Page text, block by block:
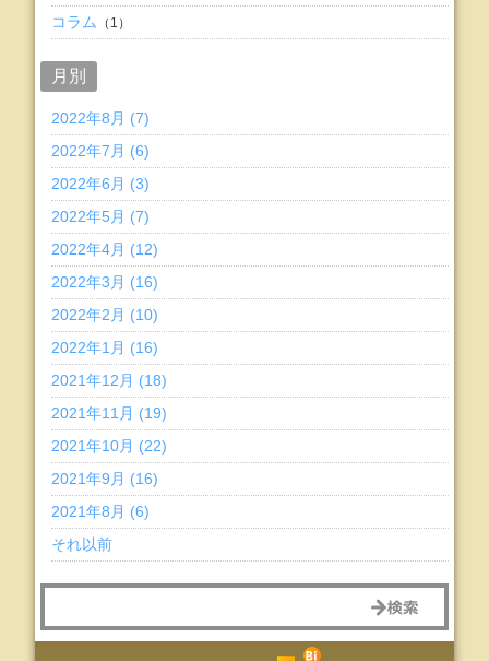
コラム （1）
月別
2022年8月 (7)
2022年7月 (6)
2022年6月 (3)
2022年5月 (7)
2022年4月 (12)
2022年3月 (16)
2022年2月 (10)
2022年1月 (16)
2021年12月 (18)
2021年11月 (19)
2021年10月 (22)
2021年9月 (16)
2021年8月 (6)
それ以前